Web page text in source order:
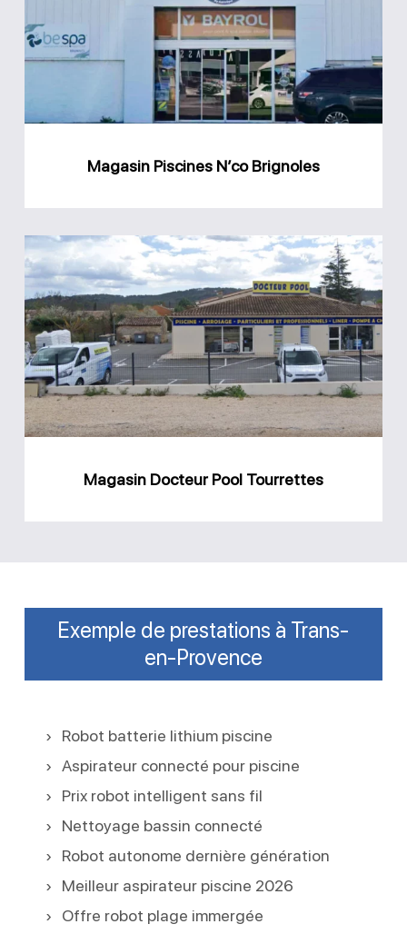
Brignoles
Magasin Piscines N’co Brignoles
Magasin
Docteur
Pool
Tourrettes
Magasin Docteur Pool Tourrettes
Exemple de prestations à Trans-
en-Provence
Robot batterie lithium piscine
Aspirateur connecté pour piscine
Prix robot intelligent sans fil
Nettoyage bassin connecté
Robot autonome dernière génération
Meilleur aspirateur piscine 2026
Offre robot plage immergée